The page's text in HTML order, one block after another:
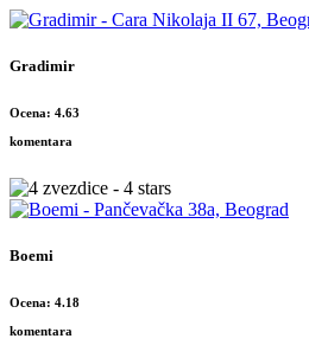
Gradimir
Ocena: 4.63
komentara
Boemi
Ocena: 4.18
komentara